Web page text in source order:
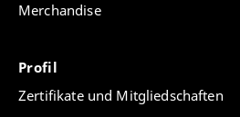
Merchandise
Profil
Zertifikate und Mitgliedschaften